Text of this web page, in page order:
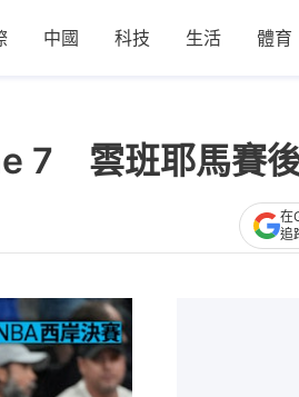
中國 科技 生活 體育
7 雲班耶馬賽
在
追